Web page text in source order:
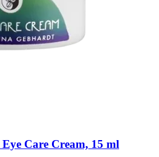
Eye Care Cream, 15 ml